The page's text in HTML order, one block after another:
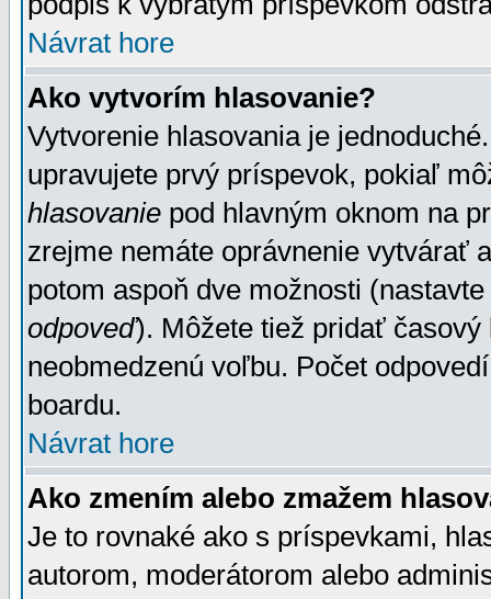
Návrat hore
Ako vytvorím hlasovanie?
Vytvorenie hlasovania je
upravujete prvý príspevok, pokiaľ
hlasovanie pod hlavným oknom na
zrejme nemáte oprávnenie vytvárať
potom aspoň dve možnosti
odpoveď). Môžete tiež pridať
neobmedzenú voľbu. Počet
boardu.
Návrat hore
Ako zmením alebo zmažem
Je to rovnaké ako s príspevkami,
autorom, moderátorom alebo